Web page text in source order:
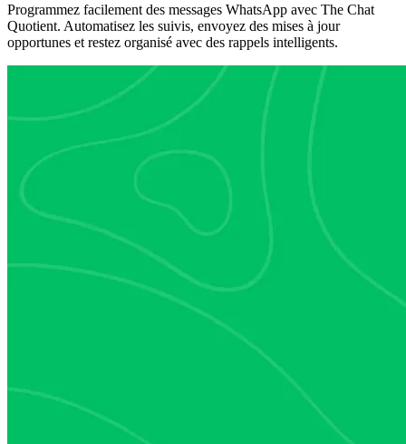
Programmez facilement des messages WhatsApp avec The Chat
Quotient. Automatisez les suivis, envoyez des mises à jour
opportunes et restez organisé avec des rappels intelligents.